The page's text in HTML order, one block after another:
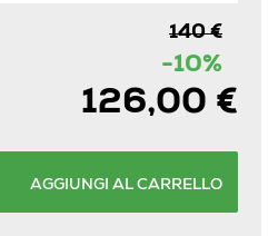
140 €
-10%
126,00 €
AGGIUNGI AL CARRELLO